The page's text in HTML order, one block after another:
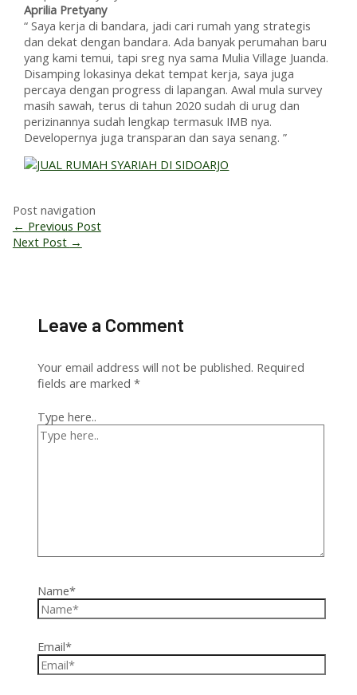
Aprilia Pretyany
“ Saya kerja di bandara, jadi cari rumah yang strategis
dan dekat dengan bandara. Ada banyak perumahan baru
yang kami temui, tapi sreg nya sama Mulia Village Juanda.
Disamping lokasinya dekat tempat kerja, saya juga
percaya dengan progress di lapangan. Awal mula survey
masih sawah, terus di tahun 2020 sudah di urug dan
perizinannya sudah lengkap termasuk IMB nya.
Developernya juga transparan dan saya senang. ”
Post navigation
← Previous Post
Next Post →
Leave a Comment
Your email address will not be published. Required
fields are marked*
Type here..
Name*
Email*